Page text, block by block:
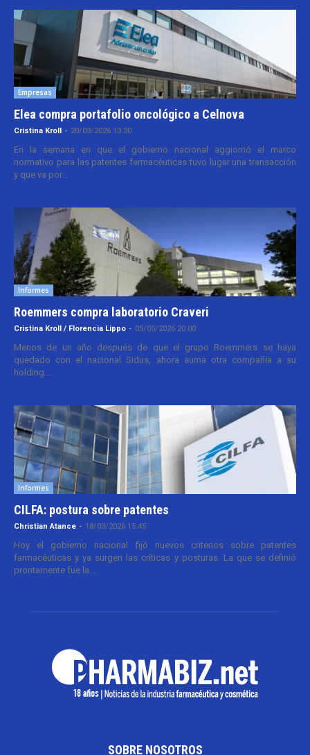
Empresas
Elea compra portafolio oncológico a Celnova
Cristina Kroll - 20/03/2026 10:30
En la semana en que el gobierno nacional aggiornó el marco
normativo para las patentes farmacéuticas tuvo lugar una transacción
y que va por...
Informes
Roemmers compra laboratorio Craveri
Cristina Kroll / Florencia Lippo - 05/05/2026 20:00
Menos de un año después de que el grupo Roemmers se haya
quedado con el nacional Sidus, ahora suma otra compañía a su
holding....
Informes
CILFA: postura sobre patentes
Christian Atance - 18/03/2026 15:45
Hoy el gobierno nacional fijó nuevos criterios sobre patentes
farmacéuticas y ya surgen las críticas y posturas. La que se definió
prontamente fue la...
SOBRE NOSOTROS